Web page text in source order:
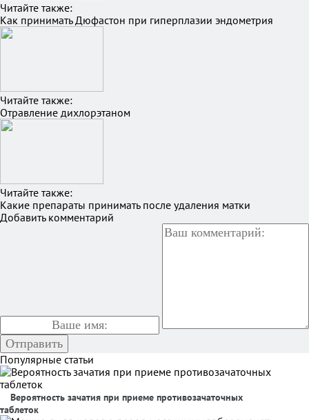
Читайте также:
Как принимать Дюфастон при гиперплазии эндометрия
Читайте также:
Отравление дихлорэтаном
Читайте также:
Какие препараты принимать после удаления матки
Добавить комментарий
Популярные статьи
Вероятность зачатия при приеме противозачаточных
таблеток